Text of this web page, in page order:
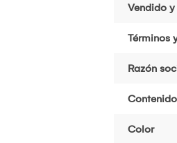
Vendido
Términos
Razón
Color